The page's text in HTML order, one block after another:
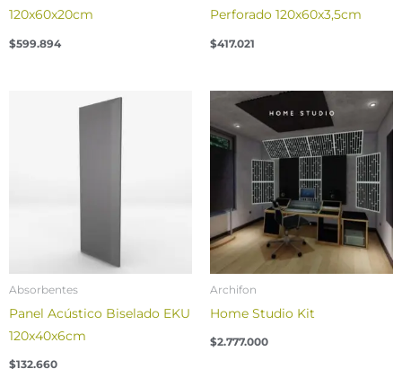
120x60x20cm
$599.894
Perforado 120x60x3,5cm
$417.021
Absorbentes
Panel Acústico Biselado EKU
120x40x6cm
$132.660
Archifon
Home Studio Kit
$2.777.000